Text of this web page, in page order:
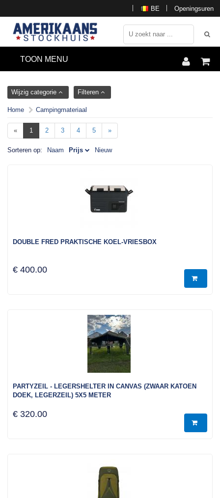
Openingsuren
BE
TOON MENU
Wijzig categorie Filteren
Home Campingmateriaal
« 1 2 3 4 5 »
Sorteren op: Naam Prijs Nieuw
DOUBLE FRED PRAKTISCHE KOEL-VRIESBOX
€ 400.00
PARTYZEIL - LEGERSHELTER IN CANVAS (ZWAAR KATOEN
DOEK, LEGERZEIL) 5X5 METER
€ 320.00